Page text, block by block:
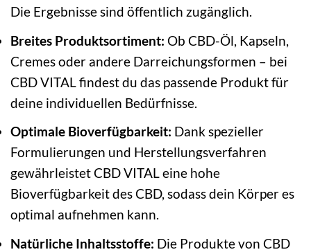
Die Ergebnisse sind öffentlich zugänglich.
Breites Produktsortiment: Ob CBD-Öl, Kapseln,
Cremes oder andere Darreichungsformen – bei
CBD VITAL findest du das passende Produkt für
deine individuellen Bedürfnisse.
Optimale Bioverfügbarkeit: Dank spezieller
Formulierungen und Herstellungsverfahren
gewährleistet CBD VITAL eine hohe
Bioverfügbarkeit des CBD, sodass dein Körper es
optimal aufnehmen kann.
Natürliche Inhaltsstoffe: Die Produkte von CBD